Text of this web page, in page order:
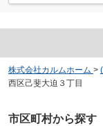
株式会社カルムホーム >
西区己斐大迫３丁目
市区町村から探す